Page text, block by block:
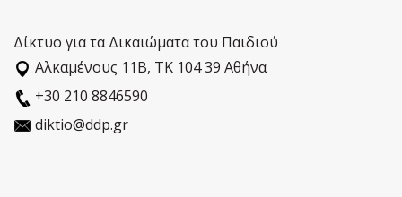
Δίκτυο για τα Δικαιώματα του Παιδιού
Αλκαµένους 11Β, ΤΚ 104 39 Αθήνα
+30 210 8846590
diktio@ddp.gr